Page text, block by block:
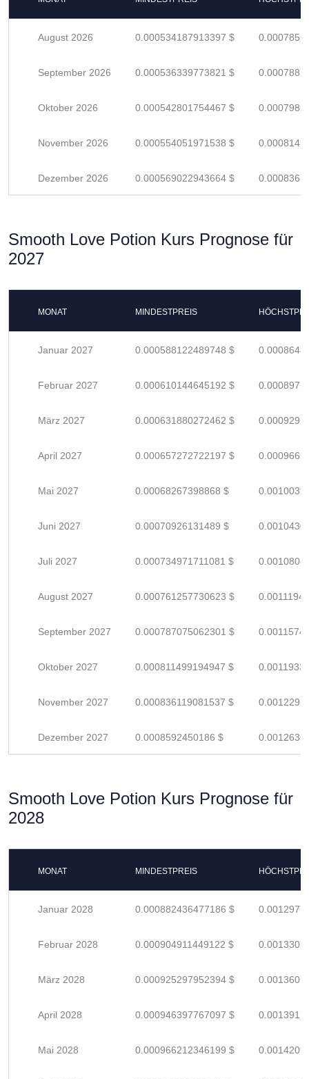
August 2026 0.000534187913397 $
September 2026 0.000536339773821 $
Oktober 2026 0.000542801754467 $
November 2026 0.000554051971538 $
Dezember 2026 0.000569022943664 $
Smooth Love Potion Kurs Prognose für
2027
MONAT MINDESTPREIS
Januar 2027 0.000588122489748 $
Februar 2027 0.000610144645192 $
März 2027 0.000631880272462 $
April 2027 0.000657272722197 $
Mai 2027 0.00068267398868 $
Juni 2027 0.00070926131489 $
Juli 2027 0.000734971711081 $
August 2027 0.000761257730623 $
September 2027 0.000787075062301 $
Oktober 2027 0.000811499194947 $
November 2027 0.000836119081537 $
Dezember 2027 0.0008592450186 $
Smooth Love Potion Kurs Prognose für
2028
MONAT MINDESTPREIS
Januar 2028 0.000882436477186 $
Februar 2028 0.000904911449122 $
März 2028 0.000925297952394 $
April 2028 0.000946397767097 $
Mai 2028 0.000966212346199 $